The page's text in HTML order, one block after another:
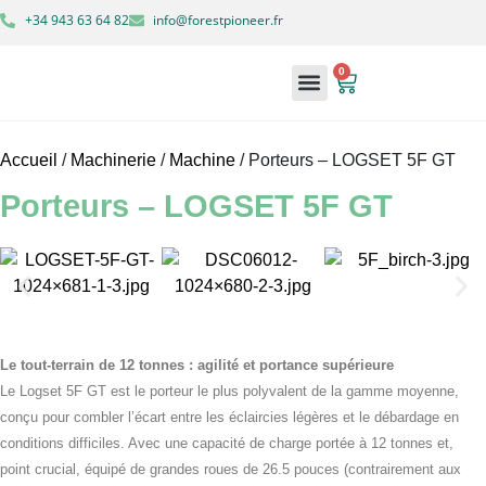
+34 943 63 64 82 info@forestpioneer.fr
0
Accueil / Machinerie / Machine / Porteurs – LOGSET 5F GT
Porteurs – LOGSET 5F GT
Le tout-terrain de 12 tonnes : agilité et portance supérieure
Le Logset 5F GT est le porteur le plus polyvalent de la gamme moyenne,
conçu pour combler l’écart entre les éclaircies légères et le débardage en
conditions difficiles. Avec une capacité de charge portée à 12 tonnes et,
point crucial, équipé de grandes roues de 26.5 pouces (contrairement aux